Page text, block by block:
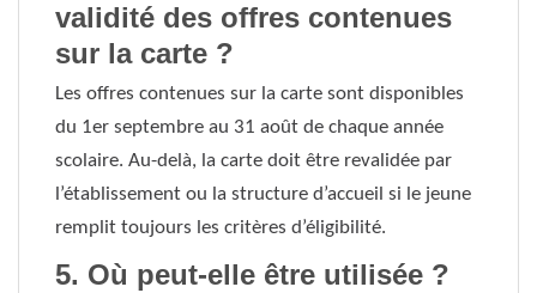
validité des offres contenues
sur la carte ?
Les offres contenues sur la carte sont disponibles
du 1er septembre au 31 août de chaque année
scolaire. Au-delà, la carte doit être revalidée par
l’établissement ou la structure d’accueil si le jeune
remplit toujours les critères d’éligibilité.
5. Où peut-elle être utilisée ?